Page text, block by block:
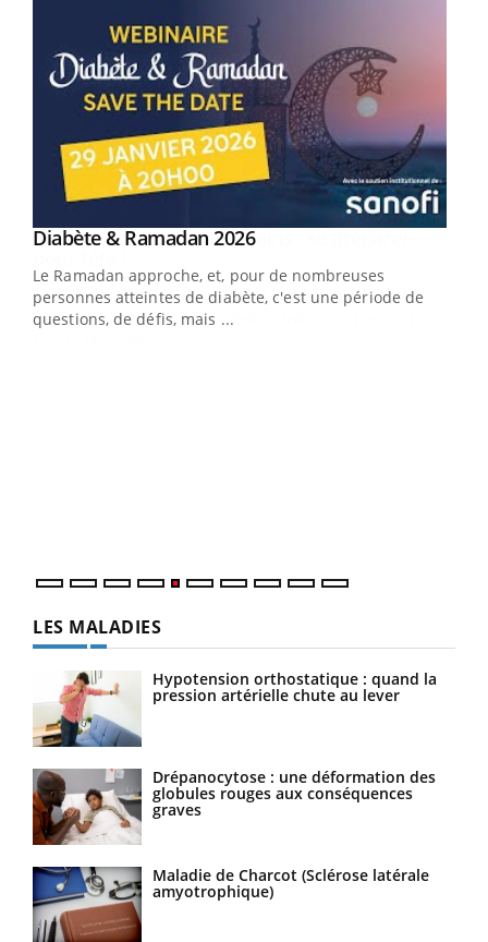
Youtube
Diabète & Ramadan 2026Youtube
Le Ramadan approche, et, pour de nombreuses
personnes atteintes de diabète, c'est une période de
questions, de défis, mais ...
LES MALADIES
Hypotension orthostatique : quand la
pression artérielle chute au lever
Drépanocytose : une déformation des
globules rouges aux conséquences
graves
Maladie de Charcot (Sclérose latérale
amyotrophique)